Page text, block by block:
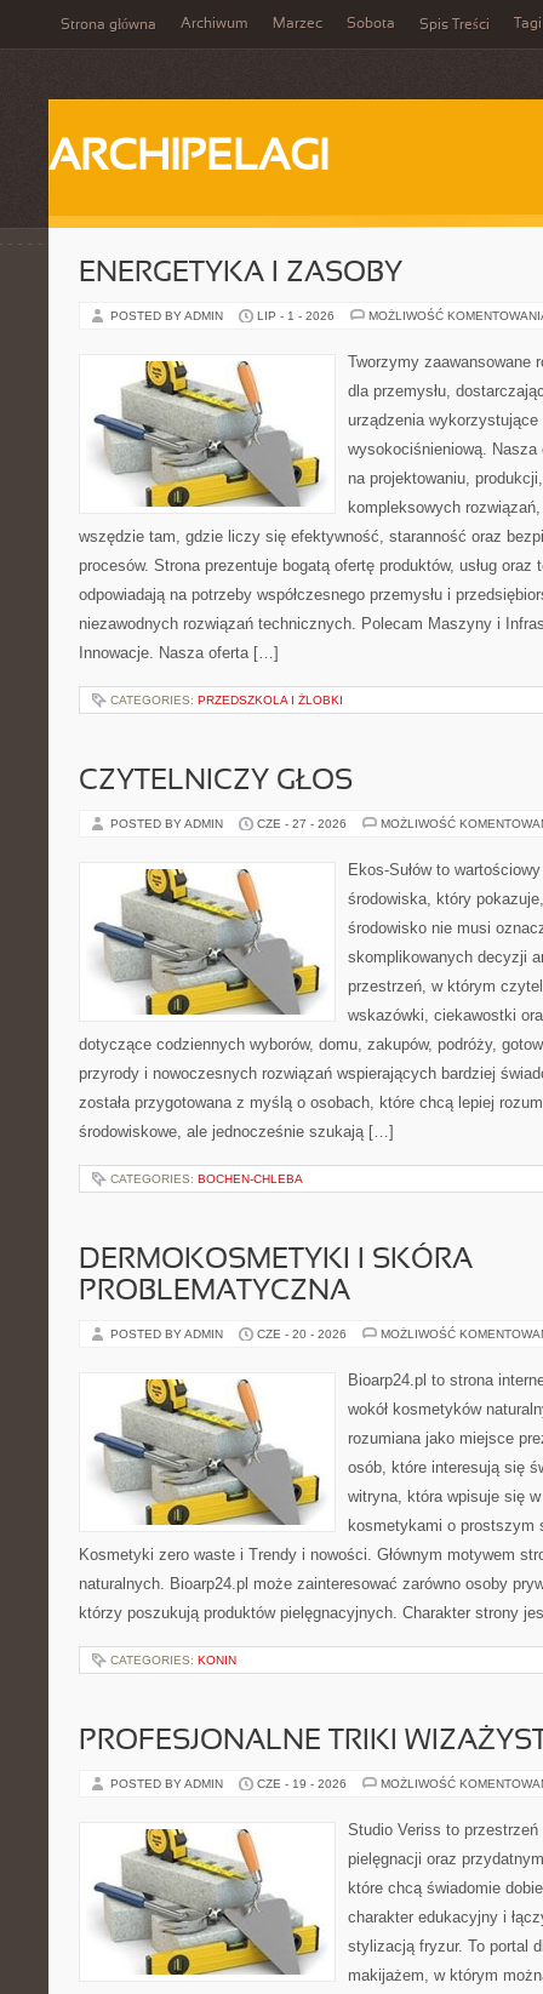
Strona główna Archiwum Marzec Sobota Spis Treści Tagi
ARCHIPELAGI
ENERGETYKA I ZASOBY
POSTED BY ADMIN LIP - 1 - 2026 MOŻLIWOŚĆ
Tworzymy zaawansowane
dla przemysłu,
urządzenia wykorzystujące
wysokociśnieniową. Nasza
na projektowaniu,
kompleksowych
wszędzie tam, gdzie liczy się efektywność, staranność oraz
procesów. Strona prezentuje bogatą ofertę produktów, usług oraz
odpowiadają na potrzeby współczesnego przemysłu i
niezawodnych rozwiązań technicznych. Polecam Maszyny i
Innowacje. Nasza oferta […]
CATEGORIES: PRZEDSZKOLA I ŻLOBKI
CZYTELNICZY GŁOS
POSTED BY ADMIN CZE - 27 - 2026 MOŻLIWOŚĆ
Ekos-Sułów to
środowiska, który
środowisko nie musi
skomplikowanych decyzji
przestrzeń, w którym
wskazówki, ciekawostki
dotyczące codziennych wyborów, domu, zakupów, podróży,
przyrody i nowoczesnych rozwiązań wspierających bardziej
została przygotowana z myślą o osobach, które chcą lepiej
środowiskowe, ale jednocześnie szukają […]
CATEGORIES: BOCHEN-CHLEBA
DERMOKOSMETYKI I SKÓRA
PROBLEMATYCZNA
POSTED BY ADMIN CZE - 20 - 2026 MOŻLIWOŚĆ
Bioarp24.pl to strona
wokół kosmetyków
rozumiana jako miejsce
osób, które interesują się
witryna, która wpisuje się
kosmetykami o prostszym
Kosmetyki zero waste i Trendy i nowości. Głównym motywem
naturalnych. Bioarp24.pl może zainteresować zarówno osoby
którzy poszukują produktów pielęgnacyjnych. Charakter strony
CATEGORIES: KONIN
PROFESJONALNE TRIKI
POSTED BY ADMIN CZE - 19 - 2026 MOŻLIWOŚĆ
Studio Veriss to
pielęgnacji oraz
które chcą świadomie
charakter edukacyjny i
stylizacją fryzur. To portal
makijażem, w którym